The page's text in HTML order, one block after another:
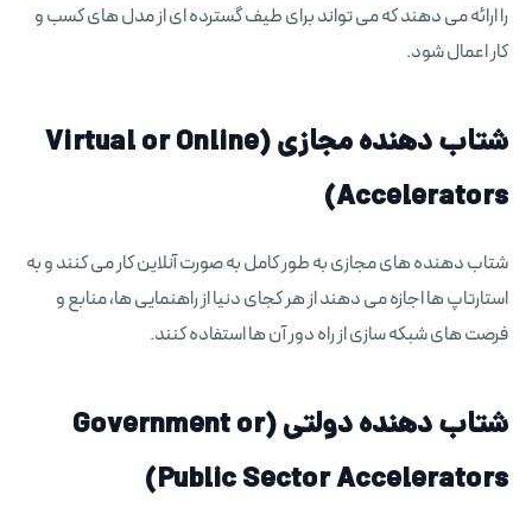
را ارائه می دهند که می تواند برای طیف گسترده ای از مدل های کسب و
کار اعمال شود.
شتاب دهنده مجازی (Virtual or Online
Accelerators)
شتاب دهنده های مجازی به طور کامل به صورت آنلاین کار می کنند و به
استارتاپ ها اجازه می دهند از هر کجای دنیا از راهنمایی ها، منابع و
فرصت های شبکه سازی از راه دور آن ها استفاده کنند.
شتاب دهنده دولتی (Government or
Public Sector Accelerators)